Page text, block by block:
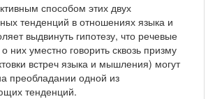
способом этих двух
тенденций в отношениях языка и
выдвинуть гипотезу, что речевые
них уместно говорить сквозь призму
встреч языка и мышления) могут
преобладании одной из
тенденций.